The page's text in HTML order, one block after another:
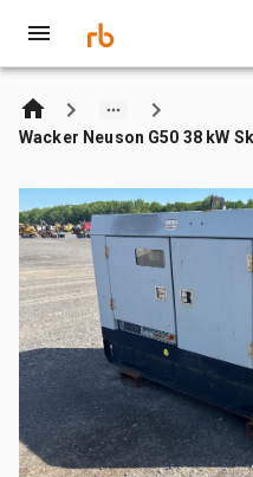
Wacker Neuson G50 38 kW